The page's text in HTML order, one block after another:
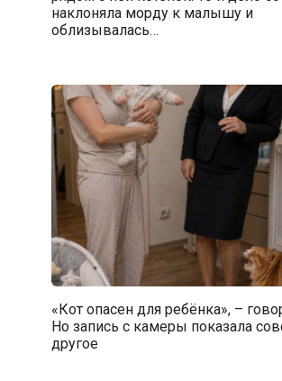
наклоняла морду к малышу и
облизывалась…
«Кот опасен для ребёнка», –
Но запись с камеры показала
другое